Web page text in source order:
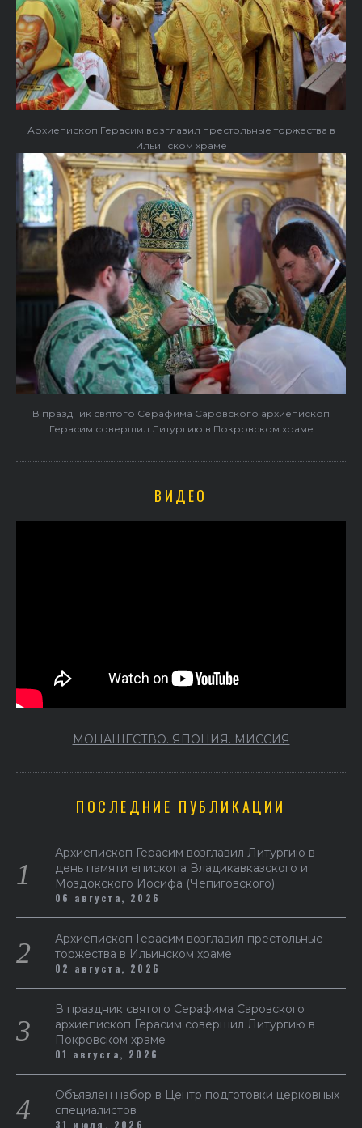
Архиепископ Герасим возглавил престольные торжества в
Ильинском храме
В праздник святого Серафима Саровского архиепископ
Герасим совершил Литургию в Покровском храме
ВИДЕО
МОНАШЕСТВО. ЯПОНИЯ. МИССИЯ
ПОСЛЕДНИЕ ПУБЛИКАЦИИ
Архиепископ Герасим возглавил Литургию в
день памяти епископа Владикавказского и
Моздокского Иосифа (Чепиговского)
06 августа, 2026
Архиепископ Герасим возглавил престольные
торжества в Ильинском храме
02 августа, 2026
В праздник святого Серафима Саровского
архиепископ Герасим совершил Литургию в
Покровском храме
01 августа, 2026
Объявлен набор в Центр подготовки церковных
специалистов
31 июля, 2026